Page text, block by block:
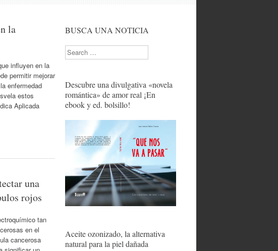
la
influyen en la
permitir mejorar
enfermedad
estos
Aplicada
una
rojos
tan
en el
cancerosa
BUSCA UNA NOTICIA
Search
Descubre una divulgativa «novela
romántica» de amor real ¡En
ebook y ed. bolsillo!
Aceite ozonizado, la alternativa
natural para la piel dañada